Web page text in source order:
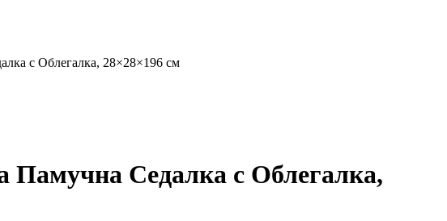
с Облегалка, 28×28×196 см
Седалка с Облегалка,